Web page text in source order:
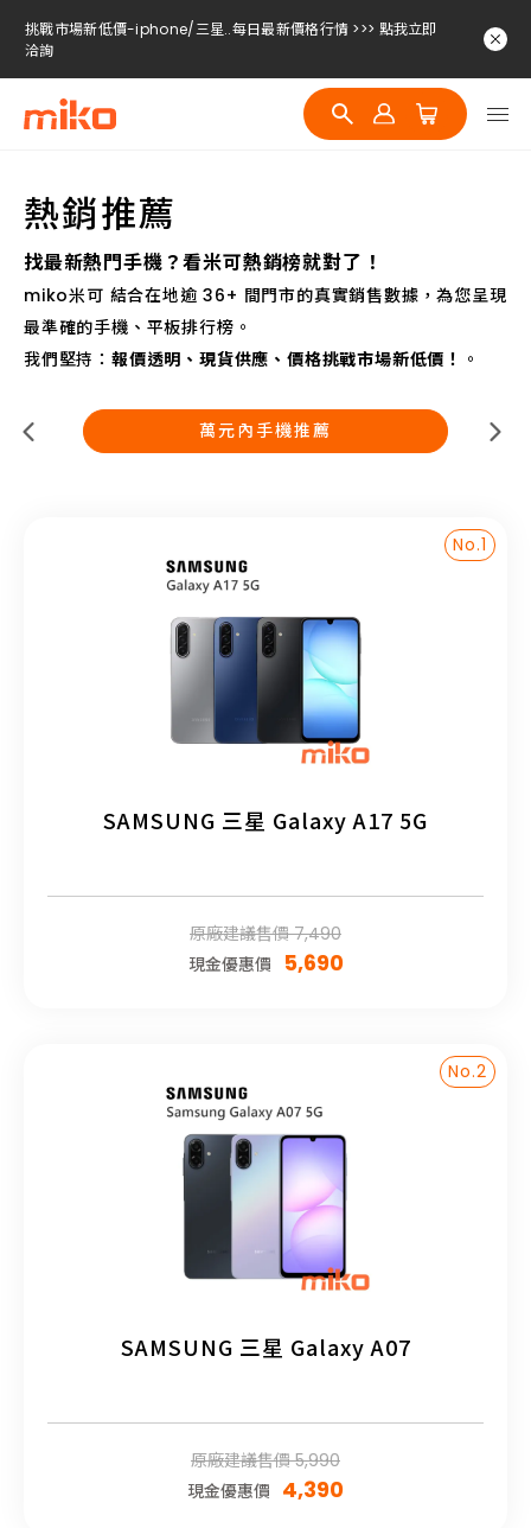
挑戰市場新低價-iphone/三星..每日最新價格行情 >>> 點我立即
洽詢
挑戰市場新低價-iphone/三星..每日最新價格行情 >>> 點我立即
洽詢
挑戰市場新低價-iphone/三星..每日最新價格行情 >>> 點我立即
熱銷推薦
找最新熱門手機？看米可熱銷榜就對了！
miko米可 結合在地逾 36+ 間門市的真實銷售數據，為您呈現
最準確的手機、平板排行榜。
我們堅持： 報價透明、現貨供應、價格挑戰市場新低價！ 。
萬元內手機推薦
SAMSUNG 三星 Galaxy A17 5G
原廠建議售價 7,490
現金優惠價
5,690
No.1
SAMSUNG 三星 Galaxy A07
原廠建議售價 5,990
現金優惠價 4,390
No.2